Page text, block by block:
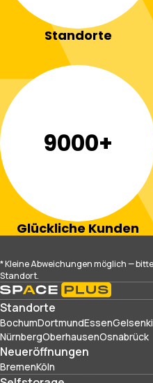
Standorte
9000+
Glückliche Kunden
* Kleine Abweichungen möglich —
Standort.
Standorte
BochumDortmundEssen
NürnbergOberhausenOsnabrück
Neueröffnungen
BremenKöln